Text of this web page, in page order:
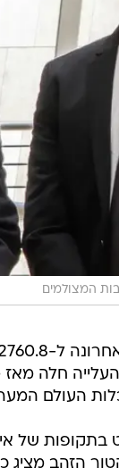
המצולמים
העולם
של
הזהב מציג